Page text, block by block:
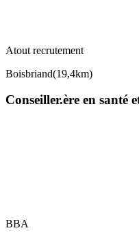
Atout recrutement
Boisbriand(19,4km)
Conseiller.ère en santé
BBA